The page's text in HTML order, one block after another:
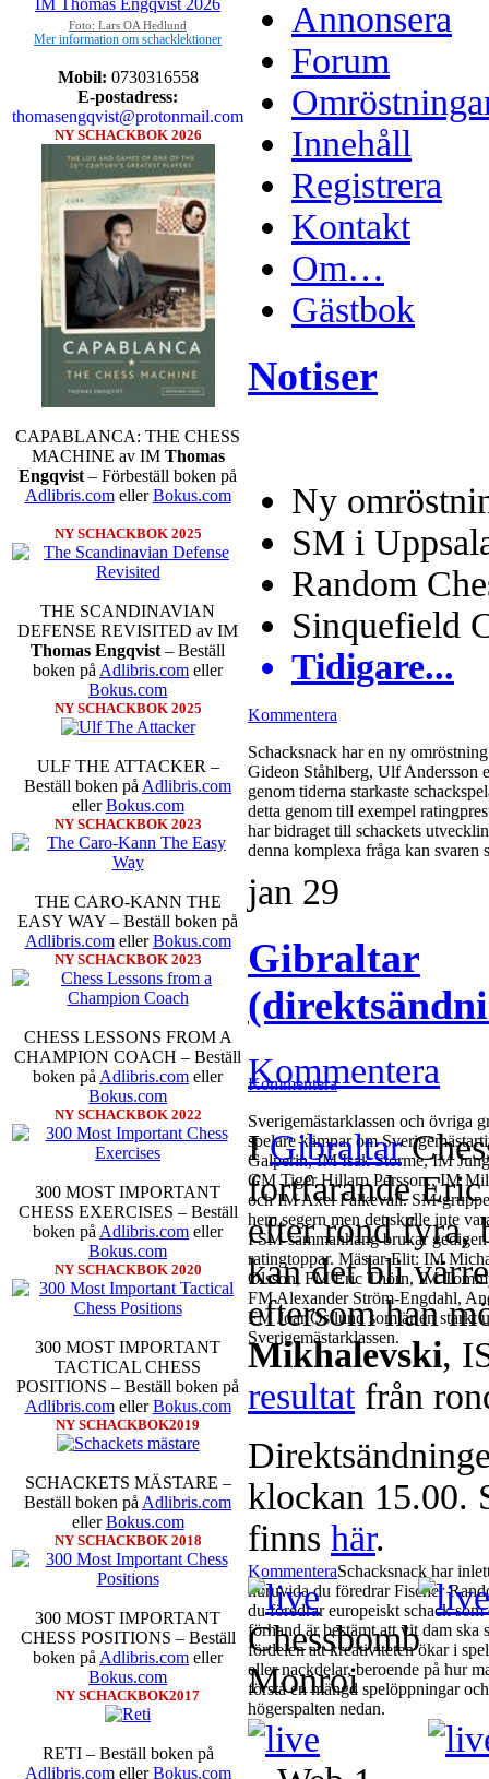
Foto: Lars OA Hedlund
Mer information om schacklektioner
Mobil: 0730316558
E-postadress:
thomasengqvist@protonmail.com
NY SCHACKBOK 2026
CAPABLANCA: THE CHESS
MACHINE av IM Thomas
Engqvist – Förbeställ boken på
Adlibris.comellerBokus.com
NY SCHACKBOK 2025
THE SCANDINAVIAN
DEFENSE REVISITED av IM
Thomas Engqvist – Beställ
boken på Adlibris.com eller
Bokus.com
NY SCHACKBOK 2025
ULF THE ATTACKER –
Beställ boken på Adlibris.com
ellerBokus.com
NY SCHACKBOK 2023
THE CARO-KANN THE
EASY WAY – Beställ boken på
Adlibris.comellerBokus.com
NY SCHACKBOK 2023
CHESS LESSONS FROM A
CHAMPION COACH – Beställ
boken på Adlibris.com eller
Bokus.com
NY SCHACKBOK 2022
300 MOST IMPORTANT
CHESS EXERCISES – Beställ
boken på Adlibris.com eller
Bokus.com
NY SCHACKBOK 2020
300 MOST IMPORTANT
TACTICAL CHESS
POSITIONS – Beställ boken på
Adlibris.comellerBokus.com
NY SCHACKBOK2019
SCHACKETS MÄSTARE –
Beställ boken på Adlibris.com
ellerBokus.com
NY SCHACKBOK 2018
300 MOST IMPORTANT
CHESS POSITIONS – Beställ
boken på Adlibris.com eller
Bokus.com
NY SCHACKBOK2017
RETI – Beställ boken på
Adlibris.comellerBokus.com
Annonsera
Forum
Innehåll
Registrera
Kontakt
Om…
Gästbok
Notiser
Ny
SM i
Random
Sinquefield
Tidigare...
Kommentera
Schacksnack har en ny
Gideon Ståhlberg, Ulf Andersson
genom tiderna starkaste
detta genom till exempel
har bidraget till schackets
denna komplexa fråga kan svaren
Kommentera
Sverigemästarklassen och övriga
spelare kämpar om
Galperin, IM Isak Storme, IM
GM Tiger Hillarp Persson., IM
och IM Axel Falkevall. SM-
hem segern men det skulle inte
I SM-sammanhang brukar
ratingtoppar. Mästar-Elit: IM
Olsson, FM Eric Thörn, IM
FM Alexander Ström-Engdahl,
FM Joar Östlund som är en starkt
Sverigemästarklassen.
KommenteraSchacksnack har
huruvida du föredrar Fischer
du föredrar europeiskt schack
förhand är bestämt att vit dam ska
fördelen att kreativiteten ökar i
eller nackdelar, beroende på hur
förstå en mängd spelöppningar
högerspalten nedan.
jan 29
Gibraltar
Kommentera
IGibraltar
fortfarande
efter rond fyra,
kan det bli
eftersom han
Mikhalevski,
resultatfrån
klockan 15.00.
finns här.
Monroi